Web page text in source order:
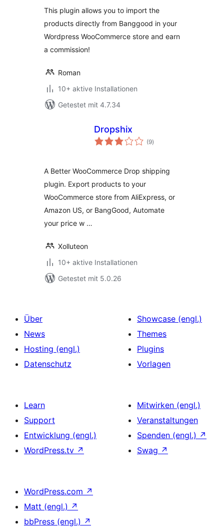
This plugin allows you to import the
products directly from Banggood in your
Wordpress WooCommerce store and earn
a commission!
Roman
10+ aktive Installationen
Getestet mit 4.7.34
Dropshix
(9Bewertungen
insgesamt
)
A Better WooCommerce Drop shipping
plugin. Export products to your
WooCommerce store from AliExpress, or
Amazon US, or BangGood, Automate
your price w …
Xolluteon
10+ aktive Installationen
Getestet mit 5.0.26
Über
News
Hosting (engl.)
Datenschutz
Showcase (engl.)
Themes
Plugins
Vorlagen
Learn
Support
Entwicklung (engl.)
WordPress.tv ↗
Mitwirken (engl.)
Veranstaltungen
Spenden (engl.) ↗
Swag ↗
WordPress.com ↗
Matt (engl.) ↗
bbPress (engl.) ↗